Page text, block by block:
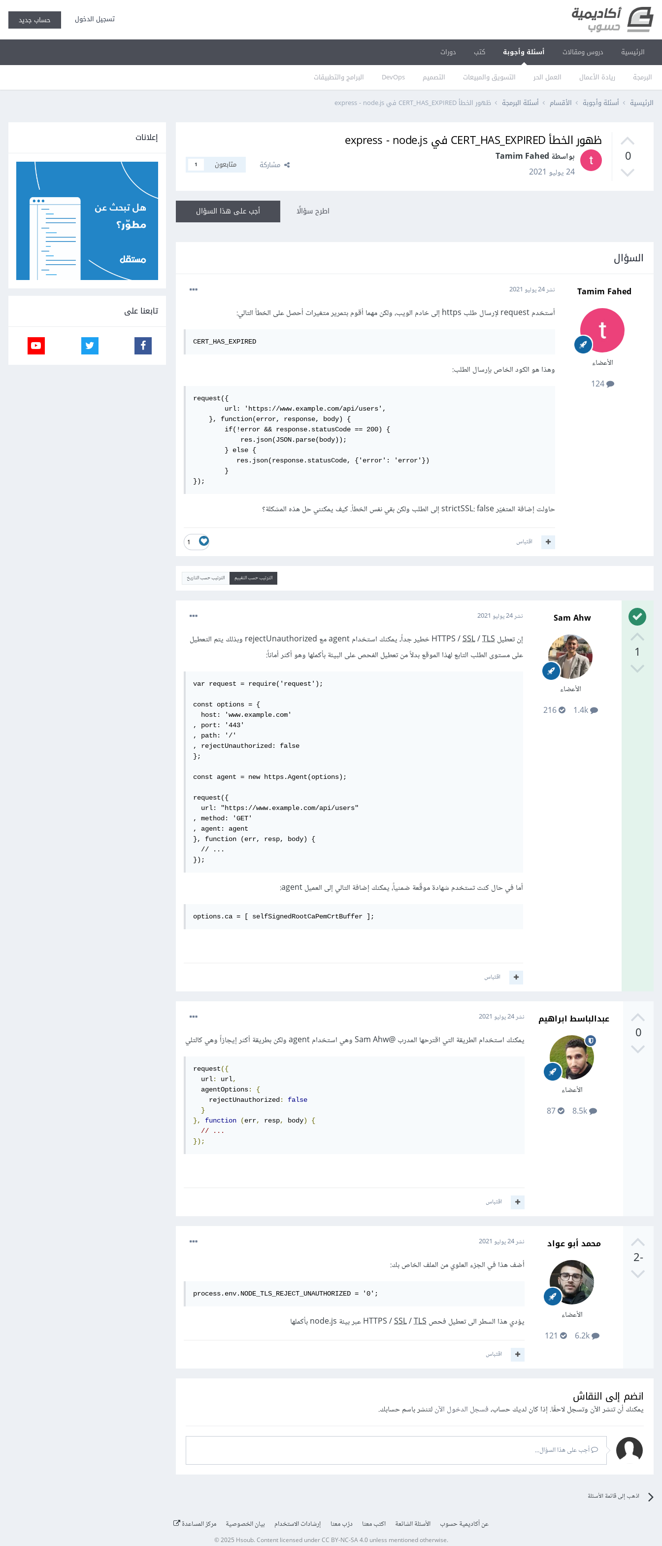
تسجيل الدخول حساب جديد
الرئيسية دروس ومقالات أسئلة وأجوبة
البرمجة ريادة الأعمال العمل الحر التسويق والمبيعات التصميم DevOps البرامج والتطبيقات
كتب دورات
الرئيسية أسئلة وأجوبة الأقسام أسئلة البرمجة ظهور الخطأ CERT_HAS_EXPIRED في express - node.js
0
ظهور الخطأ CERT_HAS_EXPIRED في express - node.js
بواسطة Tamim Fahed
24 يوليو 2021
مشاركة متابعون 1
أجب على هذا السؤال اطرح سؤالًا
السؤال
Tamim Fahed
الأعضاء
124
نشر24 يوليو 2021
أستخدم request لإرسال طلب https إلى خادم الويب، ولكن مهما أقوم بتمرير متغيرات أحصل على الخطأ التالي:
CERT_HAS_EXPIRED
وهذا هو الكود الخاص بإرسال الطلب:
request({
        url: 'https://www.example.com/api/users',
    }, function(error, response, body) {
        if(!error && response.statusCode == 200) {
            res.json(JSON.parse(body));
        } else {
           res.json(response.statusCode, {'error': 'error'})
        }
});
حاولت إضافة المتغيّر strictSSL: false إلى الطلب ولكن بقي نفس الخطأ. كيف يمكنني حل هذه المشكلة؟
1 اقتباس
الترتيب حسب التقييم الترتيب حسب التاريخ
1
Sam Ahw
الأعضاء
1.4k
216
نشر24 يوليو 2021
إن تعطيل HTTPS / SSL/TLS
خطير جداً، يمكنك استخدام agent مع rejectUnauthorized وبذلك يتم التعطيل
على مستوى الطلب التابع لهذا الموقع بدلاً من تعطيل الفحص على البيئة بأكملها وهو أكثر أماناً:
var request = require('request');
const options = {
  host: 'www.example.com'
, port: '443'
, path: '/'
, rejectUnauthorized: false
};
const agent = new https.Agent(options);
request({
  url: "https://www.example.com/api/users"
, method: 'GET'
, agent: agent
}, function (err, resp, body) {
  // ...
});
أما في حال كنت تستخدم شهادة موقّعة ضمنياً، يمكنك إضافة التالي إلى العميل agent:
options.ca = [ selfSignedRootCaPemCrtBuffer ];
اقتباس
0
عبدالباسط ابراهيم
الأعضاء
نشر24 يوليو 2021
يمكنك استخدام الطريقة التي اقترحها المدرب@Sam Ahw وهي استخدام agent ولكن بطريقة أكثر إيجازاً وهي كالتلي
request({
  url
: url,
  agentOptions
:
{
    rejectUnauthorized
:
false
}
},
function (err, resp, body)
{
// ...
});
اقتباس
-2
محمد أبو عواد
الأعضاء
6.2k
نشر24 يوليو 2021
أضف هذا في الجزء العلوي من الملف الخاص بك:
process.env.NODE_TLS_REJECT_UNAUTHORIZED = '0';
يؤدي هذا السطر الى تعطيل فحص HTTPS / SSL/TLS عبر بيئة node.js بأكملها
اقتباس
انضم إلى النقاش
يمكنك أن تنشر الآن وتسجل لاحقًا. إذا كان لديك حساب،فسجل الدخول الآنلتنشر باسم حسابك.
أجب على هذا السؤال...
اذهب إلى قائمة الأسئلة
إعلانات
تابعنا على
عن أكاديمية حسوب الأسئلة الشائعة اكتب معنا درّب معنا إرشادات الاستخدام بيان الخصوصية مركز المساعدة
© 2025 Hsoub.Content licensed underCC BY-NC-SA 4.0unless mentioned otherwise.